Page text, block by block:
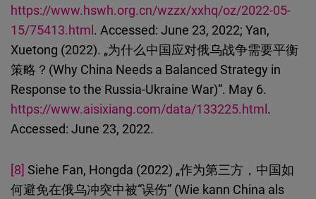
https://www.hswh.org.cn/wzzx/xxhq/oz/2022-05-
15/75413.html. Accessed: June 23, 2022; Yan,
Xuetong (2022). „为什么中国应对俄乌战争需要平衡
策略？(Why China Needs a Balanced Strategy in
Response to the Russia-Ukraine War)“. May 6.
https://www.aisixiang.com/data/133225.html.
Accessed: June 23, 2022.
[8] Siehe Fan, Hongda (2022) „作为第三方，中国如
何避免在俄乌冲突中被“误伤” (Wie kann China als